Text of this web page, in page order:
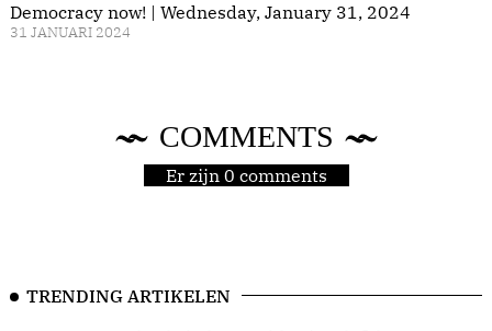
Democracy now! | Wednesday, January 31, 2024
31 JANUARI 2024
COMMENTS
Er zijn 0 comments
TRENDING ARTIKELEN